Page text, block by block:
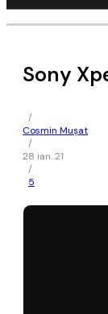
Sony
/
Cosmin Mușat
/
28 ian. 21
/
5